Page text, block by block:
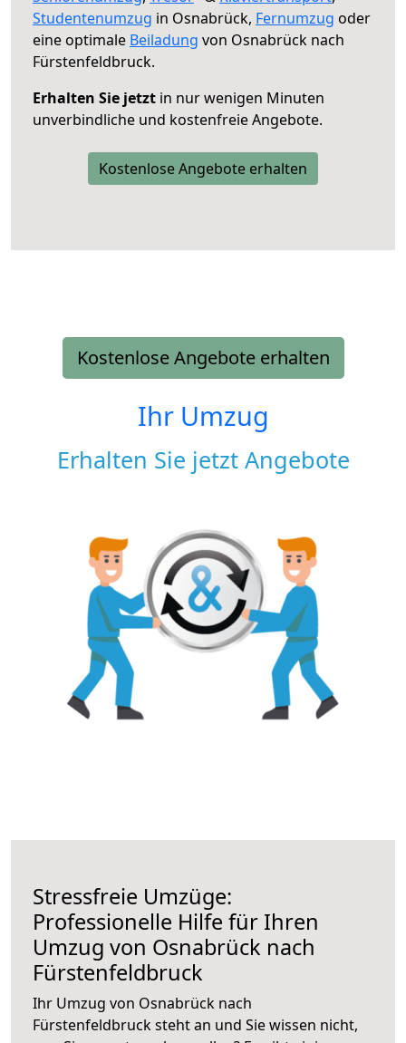
Studentenumzug in Osnabrück, Fernumzug oder
eine optimale Beiladung von Osnabrück nach
Fürstenfeldbruck.
Erhalten Sie jetzt in nur wenigen Minuten
unverbindliche und kostenfreie Angebote.
Kostenlose Angebote erhalten
Kostenlose Angebote erhalten
Ihr Umzug
Erhalten Sie jetzt Angebote
Stressfreie Umzüge:
Professionelle Hilfe für Ihren
Umzug von Osnabrück nach
Fürstenfeldbruck
Ihr Umzug von Osnabrück nach
Fürstenfeldbruck steht an und Sie wissen nicht,